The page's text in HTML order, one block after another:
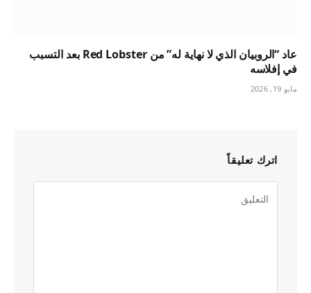
عاد “الروبيان الذي لا نهاية له” من Red Lobster بعد التسبب
في إفلاسه
مايو 19, 2026
اترك تعليقاً